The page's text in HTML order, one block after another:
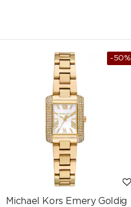
-50%
Michael Kors Emery Goldig